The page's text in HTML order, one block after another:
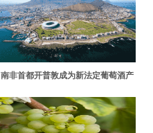
南非首都开普敦成为新法定葡萄酒产